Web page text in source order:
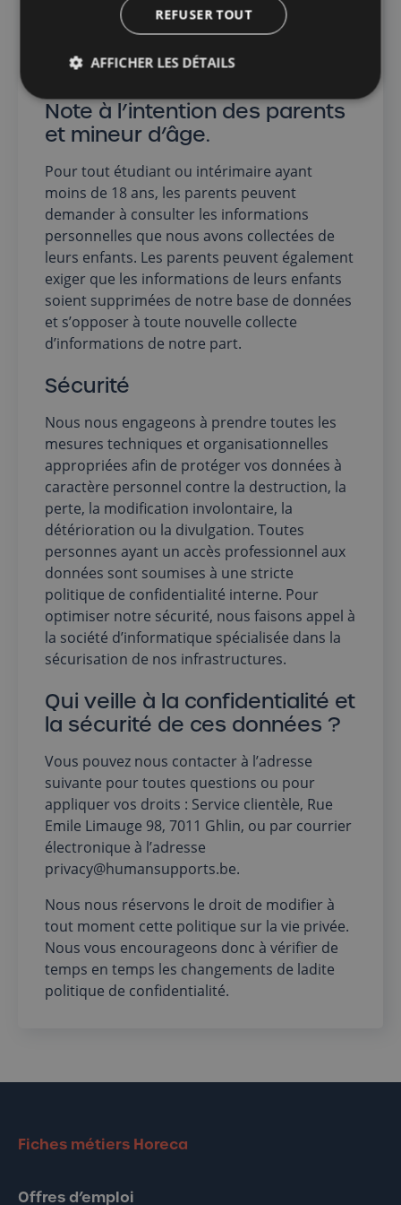
serons dans l’obligation d’annuler toutes
prestations avec vous. Si vous décidez tout de
refaire votre inscription au complet.
Note à l’intention des parents
et mineur d’âge.
Pour tout étudiant ou intérimaire ayant
moins de 18 ans, les parents peuvent
demander à consulter les informations
personnelles que nous avons collectées de
leurs enfants. Les parents peuvent également
exiger que les informations de leurs enfants
soient supprimées de notre base de données
et s’opposer à toute nouvelle collecte
d’informations de notre part.
Sécurité
Nous nous engageons à prendre toutes les
mesures techniques et organisationnelles
appropriées afin de protéger vos données à
caractère personnel contre la destruction, la
perte, la modification involontaire, la
détérioration ou la divulgation. Toutes
personnes ayant un accès professionnel aux
données sont soumises à une stricte
politique de confidentialité interne. Pour
optimiser notre sécurité, nous faisons appel à
la société d’informatique spécialisée dans la
sécurisation de nos infrastructures.
Qui veille à la confidentialité et
la sécurité de ces données ?
Vous pouvez nous contacter à l’adresse
suivante pour toutes questions ou pour
appliquer vos droits : Service clientèle, Rue
Emile Limauge 98, 7011 Ghlin, ou par courrier
électronique à l’adresse
privacy@humansupports.be.
Nous nous réservons le droit de modifier à
tout moment cette politique sur la vie privée.
Nous vous encourageons donc à vérifier de
temps en temps les changements de ladite
politique de confidentialité.
Fiches métiers Horeca
Offres d’emploi
REFUSER TOUT
AFFICHER LES DÉTAILS